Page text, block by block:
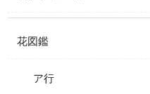
花図鑑
ア行